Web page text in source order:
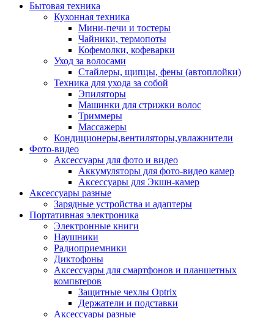
Бытовая техника
Кухонная техника
Мини-печи и тостеры
Чайники, термопоты
Кофемолки, кофеварки
Уход за волосами
Стайлеры, щипцы, фены (автоплойки)
Техника для ухода за собой
Эпиляторы
Машинки для стрижки волос
Триммеры
Массажеры
Кондиционеры,вентиляторы,увлажнители
Фото-видео
Аксессуары для фото и видео
Аккумуляторы для фото-видео камер
Аксессуары для Экшн-камер
Аксессуары разные
Зарядные устройства и адаптеры
Портативная электроника
Электронные книги
Наушники
Радиоприемники
Диктофоны
Аксессуары для смартфонов и планшетных
компьтеров
Защитные чехлы Optrix
Держатели и подставки
Аксессуары разные